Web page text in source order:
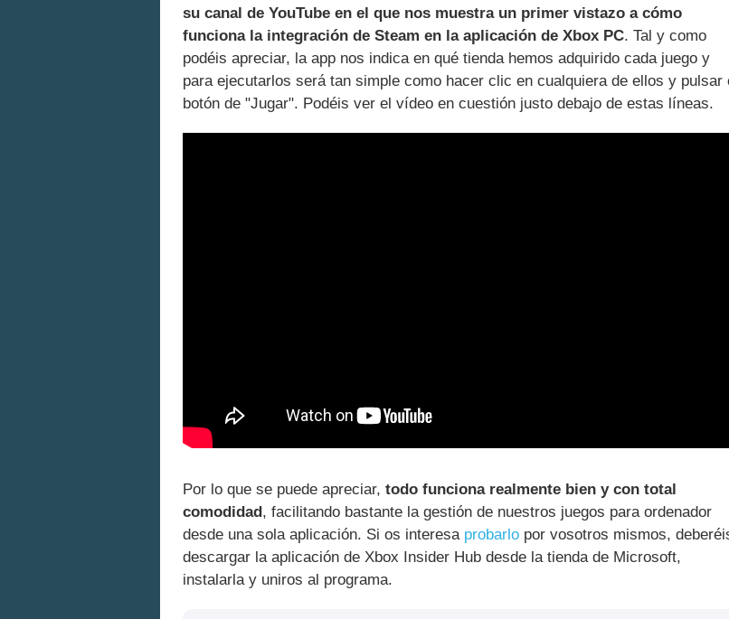
su canal de YouTube en el que nos muestra un primer vistazo a cómo
funciona la integración de Steam en la aplicación de Xbox PC. Tal y como
podéis apreciar, la app nos indica en qué tienda hemos adquirido cada juego y
para ejecutarlos será tan simple como hacer clic en cualquiera de ellos y pulsar
botón de "Jugar". Podéis ver el vídeo en cuestión justo debajo de estas líneas.
Por lo que se puede apreciar, todo funciona realmente bien y con total
comodidad, facilitando bastante la gestión de nuestros juegos para ordenador
desde una sola aplicación. Si os interesa probarlo por vosotros mismos,
descargar la aplicación de Xbox Insider Hub desde la tienda de Microsoft,
instalarla y uniros al programa.